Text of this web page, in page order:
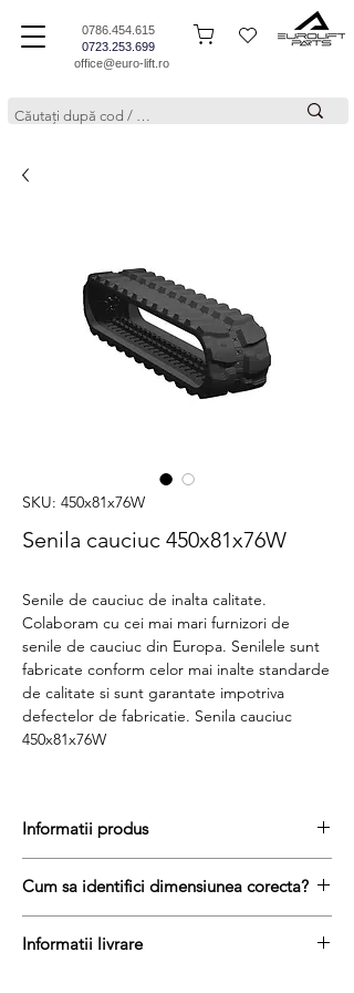
0786.454.615
0723.253.699
office@euro-lift.ro
SKU: 450x81x76W
Senila cauciuc 450x81x76W
Senile de cauciuc de inalta calitate.
Colaboram cu cei mai mari furnizori de
senile de cauciuc din Europa. Senilele sunt
fabricate conform celor mai inalte standarde
de calitate si sunt garantate impotriva
defectelor de fabricatie. Senila cauciuc
450x81x76W
Informatii produs
livrare
Disponibilitate : stoc
Produs aftermarket
Cum sa identifici dimensiunea corecta?
cauciuc, urmati acesti trei pasi simpli:
Informatii livrare